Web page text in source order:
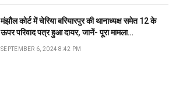
मंझौल कोर्ट में चेरिया बरियारपुर की थानाध्यक्ष समेत 12 के
ऊपर परिवाद पत्र हुआ दायर, जानें- पूरा मामला…
SEPTEMBER 6, 2024 8:42 PM